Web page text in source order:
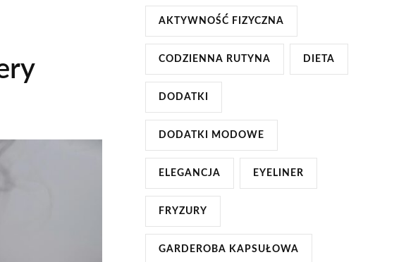
AKTYWNOŚĆ FIZYCZNA
CODZIENNA RUTYNA DIETA
DODATKI
DODATKI MODOWE
ELEGANCJA EYELINER
FRYZURY
GARDEROBA KAPSUŁOWA